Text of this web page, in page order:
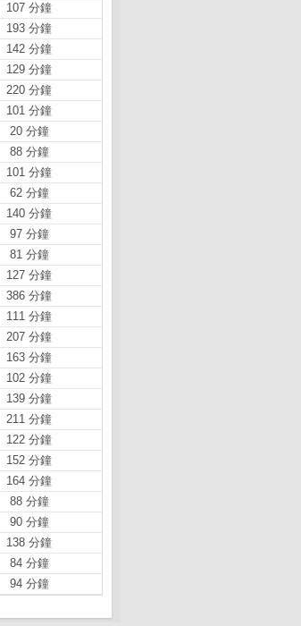
107 分鐘
193 分鐘
142 分鐘
129 分鐘
220 分鐘
101 分鐘
20 分鐘
88 分鐘
101 分鐘
62 分鐘
140 分鐘
97 分鐘
81 分鐘
127 分鐘
386 分鐘
111 分鐘
207 分鐘
163 分鐘
102 分鐘
139 分鐘
211 分鐘
122 分鐘
152 分鐘
164 分鐘
88 分鐘
90 分鐘
138 分鐘
84 分鐘
94 分鐘